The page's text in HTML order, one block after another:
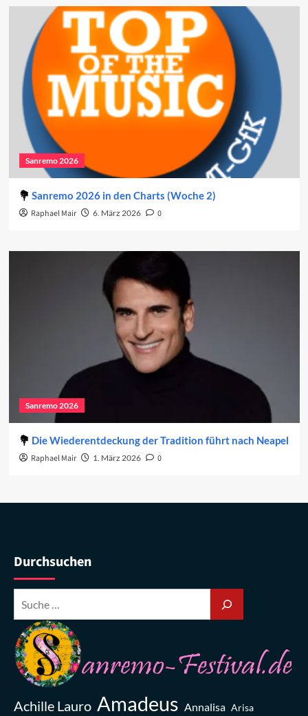
Sanremo 2026
Sanremo 2026 in den Charts (Woche 2)
Raphael Mair 6. März 2026 0
Sanremo 2026
Die Wiederentdeckung der Tradition führt nach Neapel
Raphael Mair 1. März 2026 0
Durchsuchen
Achille Lauro Amadeus Annalisa Arisa